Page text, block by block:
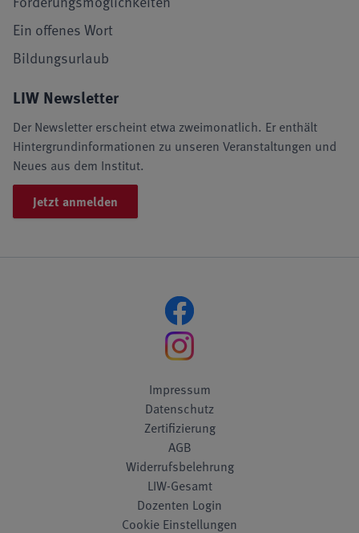
Ein offenes Wort
Bildungsurlaub
LIW Newsletter
Der Newsletter erscheint etwa zweimonatlich. Er enthält
Hintergrundinformationen zu unseren Veranstaltungen und
Neues aus dem Institut.
Jetzt anmelden
Impressum
Datenschutz
Zertifizierung
AGB
Widerrufsbelehrung
LIW-Gesamt
Dozenten Login
Cookie Einstellungen